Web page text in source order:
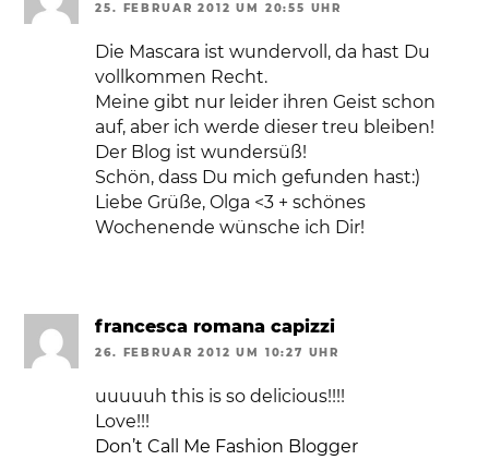
25. FEBRUAR 2012 UM 20:55 UHR
Die Mascara ist wundervoll, da hast Du
vollkommen Recht.
Meine gibt nur leider ihren Geist schon
auf, aber ich werde dieser treu bleiben!
Der Blog ist wundersüß!
Schön, dass Du mich gefunden hast:)
Liebe Grüße, Olga <3 + schönes
Wochenende wünsche ich Dir!
francesca romana capizzi
26. FEBRUAR 2012 UM 10:27 UHR
uuuuuh this is so delicious!!!!
Love!!!
Don’t Call Me Fashion Blogger